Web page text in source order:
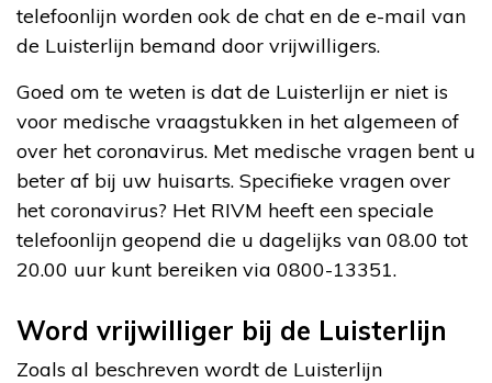
telefoonlijn worden ook de chat en de e-mail van
de Luisterlijn bemand door vrijwilligers.
Goed om te weten is dat de Luisterlijn er niet is
voor medische vraagstukken in het algemeen of
over het coronavirus. Met medische vragen bent u
beter af bij uw huisarts. Specifieke vragen over
het coronavirus? Het RIVM heeft een speciale
telefoonlijn geopend die u dagelijks van 08.00 tot
20.00 uur kunt bereiken via 0800-13351.
Word vrijwilliger bij de Luisterlijn
Zoals al beschreven wordt de Luisterlijn